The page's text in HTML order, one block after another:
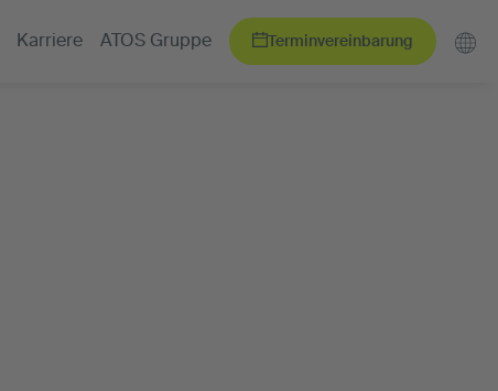
Karriere ATOS Gruppe Terminvereinbarung